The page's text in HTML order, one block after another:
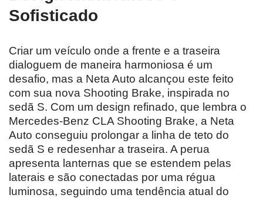
Sofisticado
Criar um veículo onde a frente e a traseira
dialoguem de maneira harmoniosa é um
desafio, mas a Neta Auto alcançou este feito
com sua nova Shooting Brake, inspirada no
sedã S. Com um design refinado, que lembra o
Mercedes-Benz CLA Shooting Brake, a Neta
Auto conseguiu prolongar a linha de teto do
sedã S e redesenhar a traseira. A perua
apresenta lanternas que se estendem pelas
laterais e são conectadas por uma régua
luminosa, seguindo uma tendência atual do